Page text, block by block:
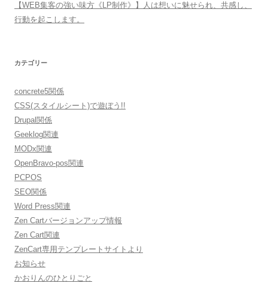
【WEB集客の強い味方《LP制作》】人は想いに魅せられ、共感し、
行動を起こします。
カテゴリー
concrete5関係
CSS(スタイルシート)で遊ぼう!!
Drupal関係
Geeklog関連
MODx関連
OpenBravo-pos関連
PCPOS
SEO関係
Word Press関連
Zen Cartバージョンアップ情報
Zen Cart関連
ZenCart専用テンプレートサイトより
お知らせ
かおりんのひとりごと